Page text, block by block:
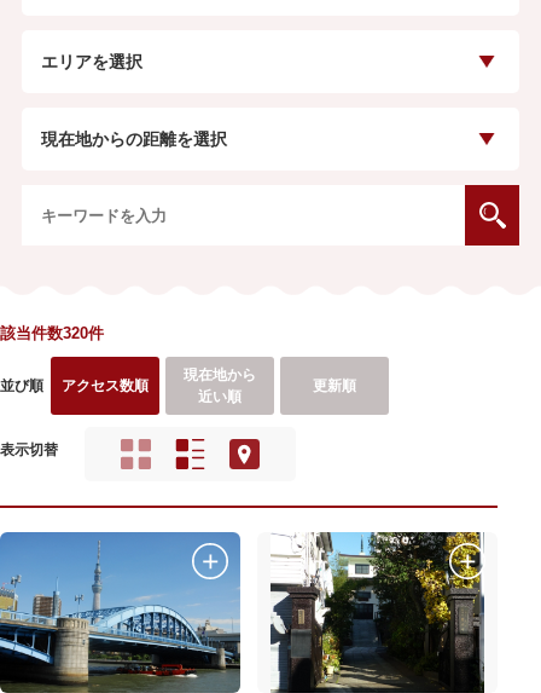
エリアを選択
現在地からの距離を選択
該当件数320件
並び順 アクセス数順
現在地から
近い順
更新順
表示切替